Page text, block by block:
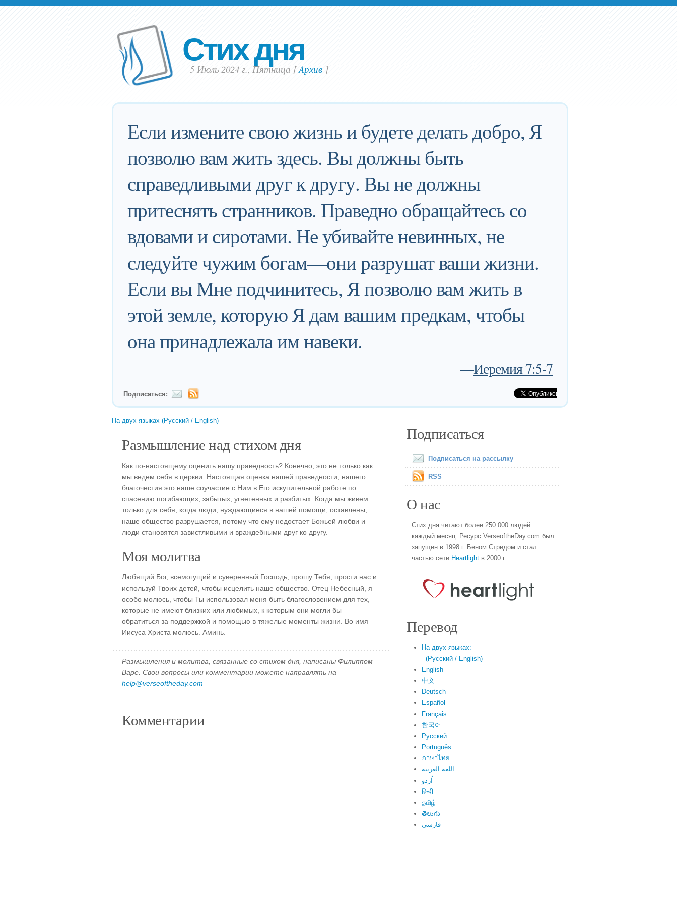
Стих дня
5 Июль 2024 г., Пятница [Aрхив]
Если измените свою жизнь и будете делать добро, Я
позволю вам жить здесь. Вы должны быть
справедливыми друг к другу. Вы не должны
притеснять странников. Праведно обращайтесь со
вдовами и сиротами. Не убивайте невинных, не
следуйте чужим богам—они разрушат ваши жизни.
Если вы Мне подчинитесь, Я позволю вам жить в
этой земле, которую Я дам вашим предкам, чтобы
она принадлежала им навеки.
—Иеремия 7:5-7
Подписаться:
На двух языках (Русский / English)
Размышление над стихом дня
Как по-настоящему оценить нашу праведность? Конечно, это не только как
мы ведем себя в церкви. Настоящая оценка нашей праведности, нашего
благочестия это наше соучастие с Ним в Его искупительной работе по
спасению погибающих, забытых, угнетенных и разбитых. Когда мы живем
только для себя, когда люди, нуждающиеся в нашей помощи, оставлены,
наше общество разрушается, потому что ему недостает Божьей любви и
люди становятся завистливыми и враждебными друг ко другу.
Моя молитва
Любящий Бог, всемогущий и суверенный Господь, прошу Тебя, прости нас и
используй Твоих детей, чтобы исцелить наше общество. Отец Небесный, я
особо молюсь, чтобы Ты использовал меня быть благословением для тех,
которые не имеют близких или любимых, к которым они могли бы
обратиться за поддержкой и помощью в тяжелые моменты жизни. Во имя
Иисуса Христа молюсь. Аминь.
Размышления и молитва, связанные со стихом дня, написаны Филиппом
Варе. Свои вопросы или комментарии можете направлять на
help@verseoftheday.com
Комментарии
Подписаться
Подписаться на рассылку
RSS
О нас
Стих дня читают более 250 000 людей
каждый месяц. Ресурс VerseoftheDay.com был
запущен в 1998 г. Беном Стридом и стал
частью сети Heartlight в 2000 г.
Перевод
На двух языках:
(Русский / English)
English
中文
Deutsch
Español
Français
한국어
Русский
Português
ภาษาไทย
اللغة العربية
اُردو
हिन्दी
தமிழ்
తెలుగు
فارسی